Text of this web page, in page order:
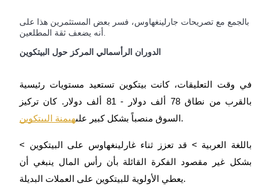
Crypto World Cup 2026: Grand Finale
المزيد من الفعاليات
بالجمع مع تصريحات جارلينغهاوس، فسر بعض المستثمرين هذا على
الدوران الرأسمالي المركز حول البيتكوين
في وقت التعليقات، كانت بيتكوين تستعيد مستويات رئيسية
بالقرب من نطاق 78 ألف دولار - 81 ألف دولار. كان تركيز
السوق منصباً بشكل كبير علىهيمنة البيتكوين .
< باللغة العربية > قد تعزز ثناء غارلينغهاوس على البيتكوين
بشكل غير مقصود الفكرة القائلة بأن رأس المال ينبغي أن
يعطي الأولوية للبيتكوين على العملات البديلة.